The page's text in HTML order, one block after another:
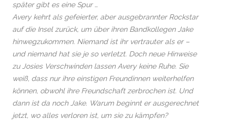
später gibt es eine Spur …
Avery kehrt als gefeierter, aber ausgebrannter Rockstar
auf die Insel zurück, um über ihren Bandkollegen Jake
hinwegzukommen. Niemand ist ihr vertrauter als er –
und niemand hat sie je so verletzt. Doch neue Hinweise
zu Josies Verschwinden lassen Avery keine Ruhe. Sie
weiß, dass nur ihre einstigen Freundinnen weiterhelfen
können, obwohl ihre Freundschaft zerbrochen ist. Und
dann ist da noch Jake. Warum beginnt er ausgerechnet
jetzt, wo alles verloren ist, um sie zu kämpfen?